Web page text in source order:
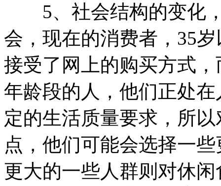
5、社会结构的变化，
会，现在的消费者，35
接受了网上的购买方式
年龄段的人，他们正处
定的生活质量要求，所
点，他们可能会选择一
更大的一些人群则对休